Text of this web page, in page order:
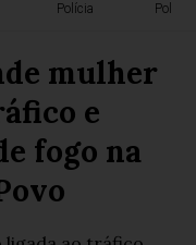
Polícia Polícia
mulher
e
fogo na